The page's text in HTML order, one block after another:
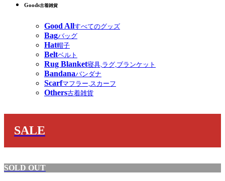
Goods古着雑貨
Good Allすべてのグッズ
Bagバッグ
Hat帽子
Beltベルト
Rug Blanket寝具,ラグ,ブランケット
Bandanaバンダナ
Scarfマフラー,スカーフ
Others古着雑貨
SALE
SOLD OUT